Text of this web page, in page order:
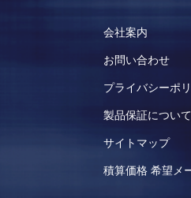
会社案内
お問い合わせ
プライバシーポ
製品保証について
サイトマップ
積算価格 希望メ